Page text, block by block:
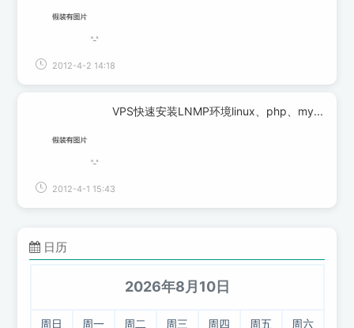
2012-4-2 14:18
VPS快速安装LNMP环境linux、php、my...
2012-4-1 15:43
日历
2026年8月10日
周日 周一 周二 周三 周四 周五 周六